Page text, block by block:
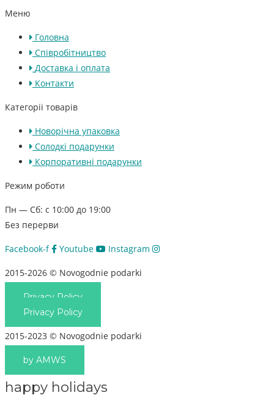
Меню
Головна
Співробітництво
Доставка і оплата
Контакти
Категоріі товарів
Новорічна упаковка
Солодкі подарунки
Корпоративні подарунки
Режим роботи
Пн — Сб: с 10:00 до 19:00
Без перерви
Facebook-f Youtube Instagram
2015-2026 © Novogodnie podarki
Privacy Policy
Privacy Policy
2015-2023 © Novogodnie podarki
by AMWS
happy holidays